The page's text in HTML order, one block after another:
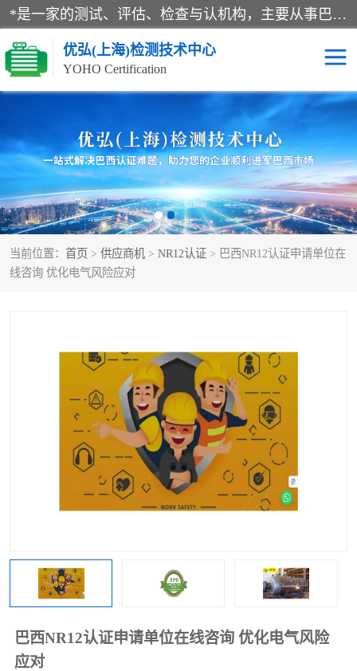
*是一家的测试、评估、检查与认机构，主要从事巴西NR10认证、NR12认证、NR13认证；ANATEL认证、INMTRO认证，欧盟CE认证：MD认证，PED认证，MID认证，ATEX认证，德国蓝色天使认证。
优弘(上海)检测技术中心
YOHO Certification
当前位置： 首页 > 供应商机 > NR12认证 > 巴西NR12认证申请单位在
线咨询 优化电气风险应对
巴西NR12认证申请单位在线咨询 优化电气风险
应对
RECYCLASS认证 NR10认证
NR12认证 NR13认证
ART认证 巴西NR认证
巴西认证 RETIE认证